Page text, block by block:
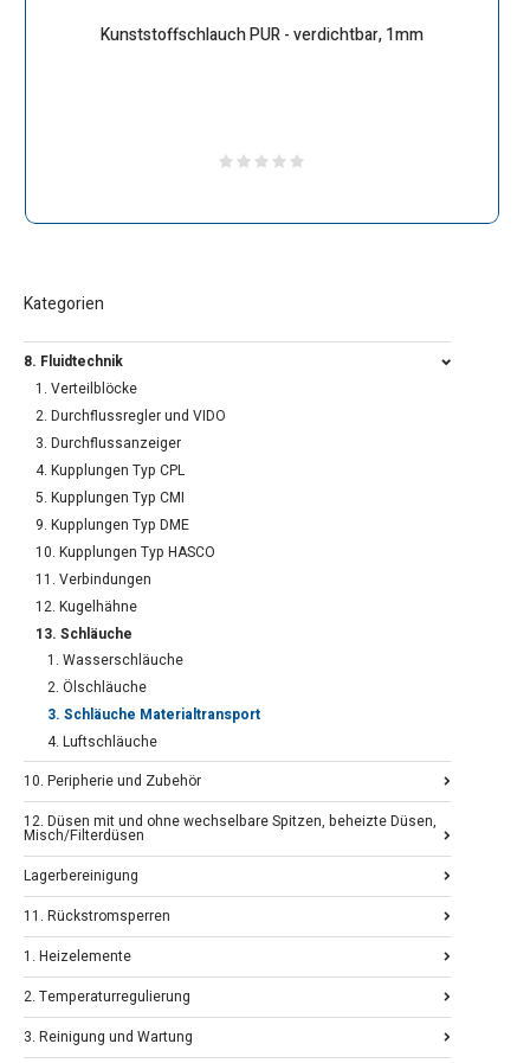
Kunststoffschlauch PUR - verdichtbar, 1mm
Kategorien
8. Fluidtechnik
1. Verteilblöcke
2. Durchflussregler und VIDO
3. Durchflussanzeiger
4. Kupplungen Typ CPL
5. Kupplungen Typ CMI
9. Kupplungen Typ DME
10. Kupplungen Typ HASCO
11. Verbindungen
12. Kugelhähne
13. Schläuche
1. Wasserschläuche
2. Ölschläuche
3. Schläuche Materialtransport
4. Luftschläuche
10. Peripherie und Zubehör
12. Düsen mit und ohne wechselbare Spitzen, beheizte Düsen,
Misch/Filterdüsen
Lagerbereinigung
11. Rückstromsperren
1. Heizelemente
2. Temperaturregulierung
3. Reinigung und Wartung